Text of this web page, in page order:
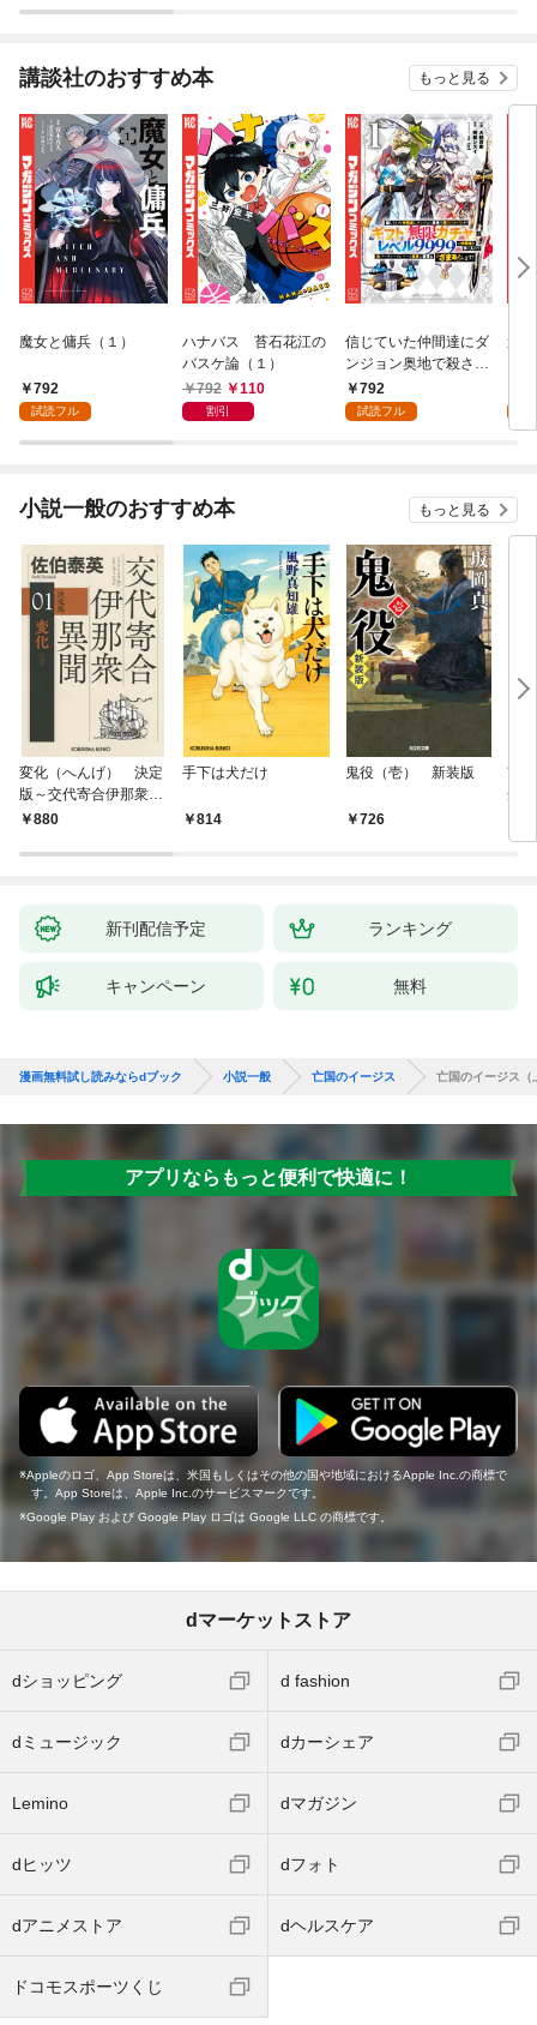
講談社のおすすめ本 もっと見る
魔女と傭兵（１）
792
試読フル
ハナバス 苔石花江の
バスケ論（１）
792
110
割引
信じていた仲間達にダ
ンジョン奥地で殺され
かけたがギフト『無限
ガチャ』でレベル９９
『ざまぁ！』します！
792
試読フル
追
強
～
（
小説一般のおすすめ本 もっと見る
変化（へんげ） 決定
版～交代寄合伊那衆異
聞（1）～
880
手下は犬だけ
814
鬼役（壱） 新装版
726
南
舟
新刊配信予定 ランキング
キャンペーン 無料
漫画無料試し読みならdブック 小説一般 亡国のイージス 亡国のイージス（
アプリならもっと便利で快適に！
Appleのロゴ、App Storeは、米国もしくはその他の国や地域におけるApple Inc.の商標で
す。App Storeは、Apple Inc.のサービスマークです。
Google Play および Google Play ロゴは Google LLC の商標です。
dマーケットストア
dショッピング d fashion
dミュージック dカーシェア
Lemino dマガジン
dヒッツ dフォト
dアニメストア dヘルスケア
ドコモスポーツくじ